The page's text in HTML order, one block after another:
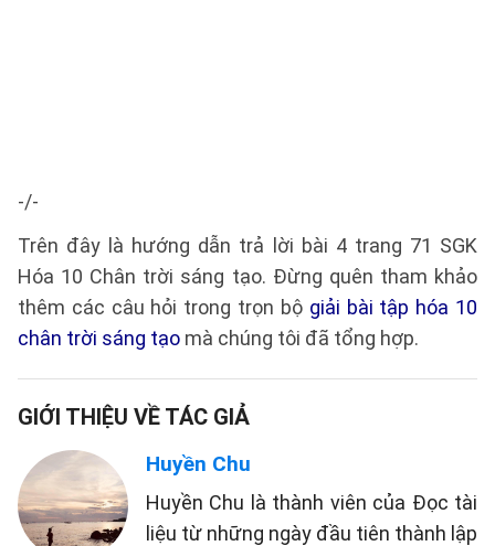
-/-
Trên đây là hướng dẫn trả lời bài 4 trang 71 SGK
Hóa 10 Chân trời sáng tạo. Đừng quên tham khảo
thêm các câu hỏi trong trọn bộ giải bài tập hóa 10
chân trời sáng tạo mà chúng tôi đã tổng hợp.
GIỚI THIỆU VỀ TÁC GIẢ
Huyền Chu
Huyền Chu là thành viên của Đọc tài
liệu từ những ngày đầu tiên thành lập